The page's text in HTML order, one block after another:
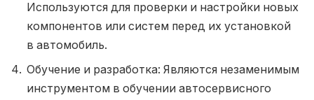
Используются для проверки и настройки новых
компонентов или систем перед их установкой
в автомобиль.
Обучение и разработка: Являются незаменимым
инструментом в обучении автосервисного